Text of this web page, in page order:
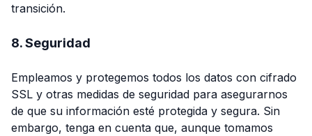
transición.
8. Seguridad
Empleamos y protegemos todos los datos con cifrado
SSL y otras medidas de seguridad para asegurarnos
de que su información esté protegida y segura. Sin
embargo, tenga en cuenta que, aunque tomamos